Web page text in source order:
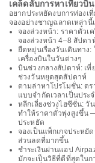
เคล็ดลับการหาเที่ยวบิ
อยากประหยัดงบการท่อง
จองอย่างชาญฉลาดเหล่า
จองล่วงหน้า: ราคาตั๋วเ
จองล่วงหน้า 4–8 สัปดา
ยืดหยุ่นเรื่องวันเดินทาง
เครื่องบินในวันต่างๆ
บินช่วงกลางสัปดาห์: เ
ช่วงวันหยุดสุดสัปดาห์
ตามล่าหาโปรโมชั่น: ตร
แบบจำกัดเวลาเป็นประ
หลีกเลี่ยงช่วงไฮซีซั่น:
ทำให้ราคาตั๋วพุ่งสูงขึ้น
ประหยัด
จองเป็นแพ็กเกจประหยั
ส่วนลดที่มากขึ้น
ชำระเงินผ่านแอป
มักจะเป็นวิธีที่ดีที่สุดในก